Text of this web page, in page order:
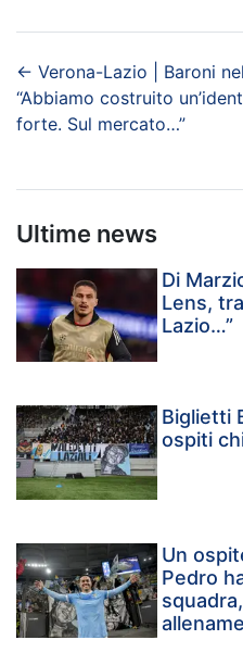
← Verona-Lazio | Baroni
“Abbiamo costruito
forte. Sul mercato…”
Ultime news
Di
Lens,
Lazio…”
Biglietti
ospiti
Un
Pedro